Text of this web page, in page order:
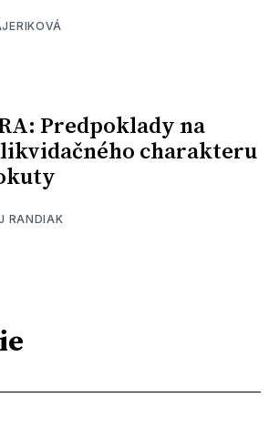
Predpoklady na
charakteru
RANDIAK